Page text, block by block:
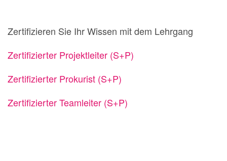
Zertifizieren Sie Ihr Wissen mit dem Lehrgang
Zertifizierter Projektleiter (S+P)
Zertifizierter Prokurist (S+P)
Zertifizierter Teamleiter (S+P)